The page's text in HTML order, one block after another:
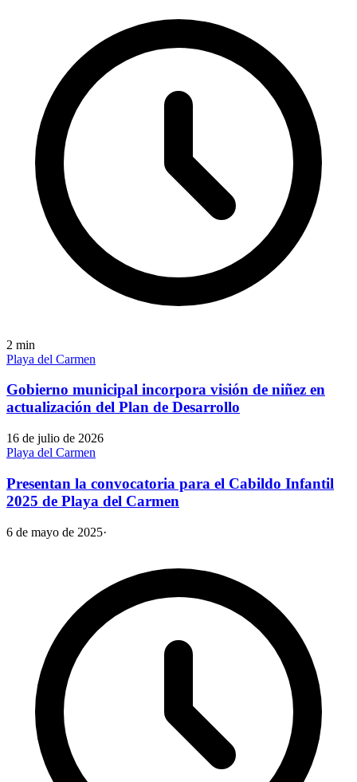
2 min
Playa del Carmen
Gobierno municipal incorpora visión de niñez en
actualización del Plan de Desarrollo
16 de julio de 2026
Playa del Carmen
Presentan la convocatoria para el Cabildo Infantil
2025 de Playa del Carmen
6 de mayo de 2025·